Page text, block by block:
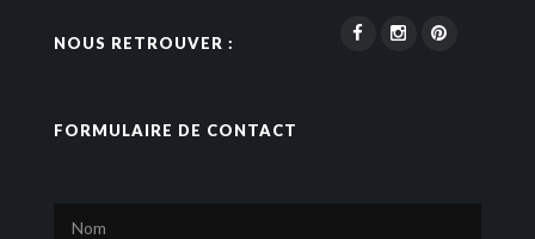
NOUS RETROUVER :
FORMULAIRE DE CONTACT